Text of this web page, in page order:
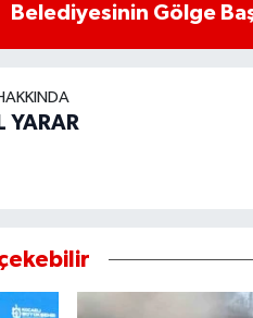
Belediyesinin Gölge
YARAR